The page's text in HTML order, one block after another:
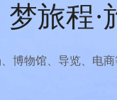
梦旅程
博物馆、导览、电